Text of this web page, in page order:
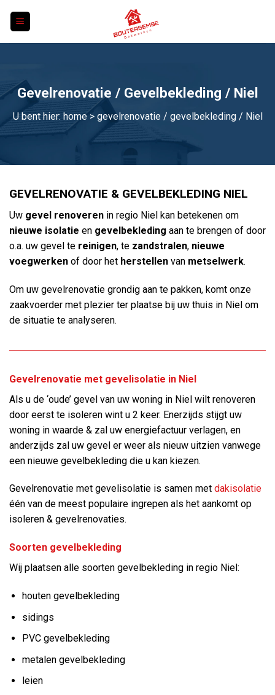
Gevelrenovatie / Gevelbekleding / Niel
U bent hier: home> gevelrenovatie / gevelbekleding / Niel
GEVELRENOVATIE & GEVELBEKLEDING NIEL
Uw gevel renoveren in regio Niel kan betekenen om
nieuwe isolatie en gevelbekleding aan te brengen of door
o.a. uw gevel te reinigen, te zandstralen, nieuwe
voegwerken of door het herstellen van metselwerk.
Om uw gevelrenovatie grondig aan te pakken, komt onze
zaakvoerder met plezier ter plaatse bij uw thuis in Niel om
de situatie te analyseren.
Gevelrenovatie met gevelisolatie in Niel
Als u de ‘oude’ gevel van uw woning in Niel wilt renoveren
door eerst te isoleren wint u 2 keer. Enerzijds stijgt uw
woning in waarde & zal uw energiefactuur verlagen, en
anderzijds zal uw gevel er weer als nieuw uitzien vanwege
een nieuwe gevelbekleding die u kan kiezen.
Gevelrenovatie met gevelisolatie is samen met dakisolatie
één van de meest populaire ingrepen als het aankomt op
isoleren & gevelrenovaties.
Soorten gevelbekleding
Wij plaatsen alle soorten gevelbekleding in regio Niel:
houten gevelbekleding
sidings
PVC gevelbekleding
metalen gevelbekleding
leien